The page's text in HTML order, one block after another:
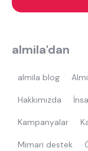
almila'dan
almila blog
Hakkımızda
Kampanyalar
Mimari destek